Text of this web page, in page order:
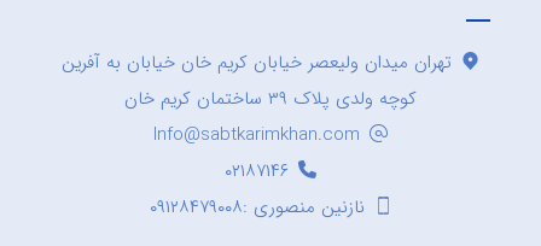
تهران میدان ولیعصر خیابان کریم خان خیابان به آفرین
کوچه ولدی پلاک ۳۹ ساختمان کریم خان
Info@sabtkarimkhan.com
۰۲۱۸۷۱۴۶
نازنین منصوری :۰۹۱۲۸۴۷۹۰۰۸